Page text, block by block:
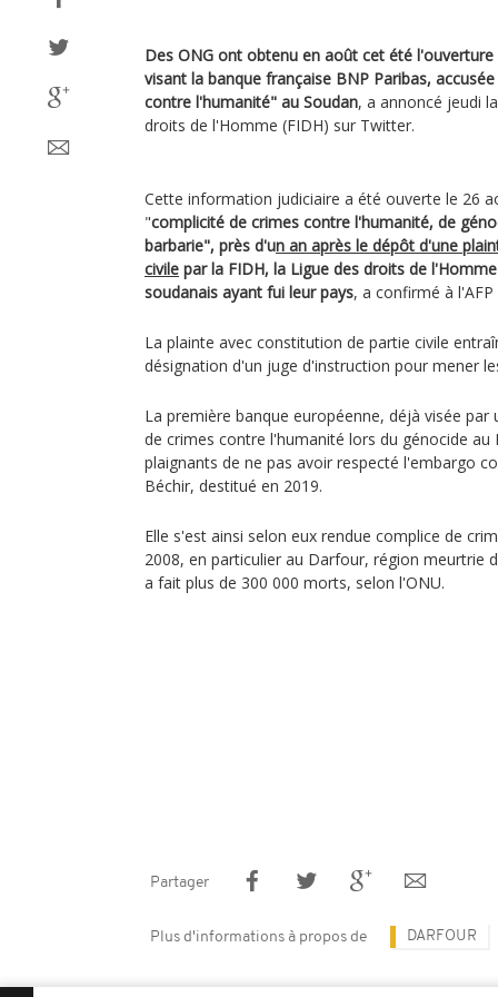
Des ONG ont obtenu en août cet été
visant la banque française BNP Paribas,
contre l'humanité" au Soudan, a annoncé jeudi
droits de l'Homme (FIDH) sur Twitter.
Cette information judiciaire a été ouverte le 26
"complicité de crimes contre l'humanité, de
barbarie", près d'un an après le dépôt d'une
civile par la FIDH, la Ligue des droits de
soudanais ayant fui leur pays, a confirmé à
La plainte avec constitution de partie civile
désignation d'un juge d'instruction pour mener
La première banque européenne, déjà visée
de crimes contre l'humanité lors du génocide au
plaignants de ne pas avoir respecté l'embargo
Béchir, destitué en 2019.
Elle s'est ainsi selon eux rendue complice de
2008, en particulier au Darfour, région meurtrie
a fait plus de 300 000 morts, selon l'ONU.
Partager
Plus d'informations à propos de DARFOUR